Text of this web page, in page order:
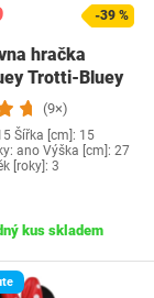
-39 %
hračka
Trotti-Bluey
(9×)
Šířka [cm]: 15
ano Výška [cm]: 27
[roky]: 3
kus skladem